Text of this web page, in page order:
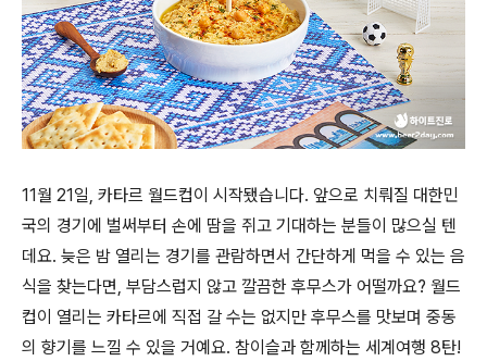
11월 21일, 카타르 월드컵이 시작됐습니다. 앞으로 치뤄질 대한민
국의 경기에 벌써부터 손에 땀을 쥐고 기대하는 분들이 많으실 텐
데요. 늦은 밤 열리는 경기를 관람하면서 간단하게 먹을 수 있는 음
식을 찾는다면, 부담스럽지 않고 깔끔한 후무스가 어떨까요? 월드
컵이 열리는 카타르에 직접 갈 수는 없지만 후무스를 맛보며 중동
의 향기를 느낄 수 있을 거예요. 참이슬과 함께하는 세계여행 8탄!